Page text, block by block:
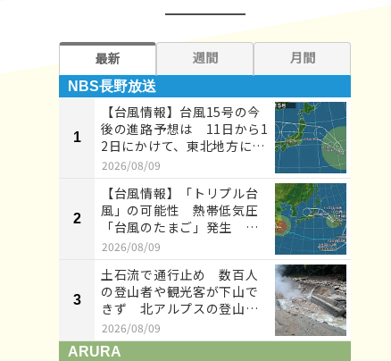
最新 週間 月間
NBS長野放送
1
【台風情報】台風15号の今
後の進路予想は 11日から1
2日にかけて、東北地方に
上...
2026/08/09
2
【台風情報】「トリプル台
風」の可能性 熱帯低気圧
「台風のたまご」発生 小
笠原近海...
2026/08/09
3
土石流で通行止め 数百人
の登山者や観光客が下山で
きず 北アルプスの登山口
に向かう...
2026/08/09
ARURA